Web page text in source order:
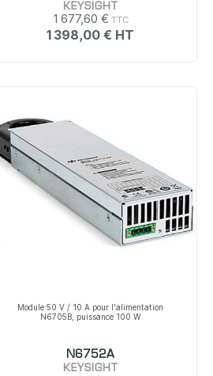
KEYSIGHT
1 677,60 €
1 398,00 €
Module 50 V / 10 A pour l'alimentation
N6705B, puissance 100 W
N6752A
KEYSIGHT